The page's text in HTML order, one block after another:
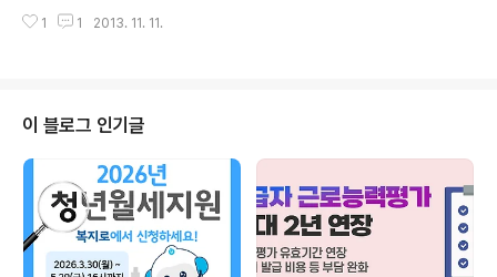
누르시면 이벤트 페이지로 이동합니다~ :)
도움을 드리기 위해 이용자 만족도 조사 이벤트를 열게 되
동! 2. 설문 참여 후 설문 완료 버튼을 클릭하면 응모 완료!
3.이벤트 종료 후 추첨을 통해 당첨자 선정(총 50명) *조
사에 참여하신 분들 가운데 추첨을 통해 다양한 경품을 드
려요!* ▼▼▼자세히 보기▼▼▼ 아래의 이미지를 꾸욱
누르시면 이벤트 페이지로 이동합니다~ :)
1 1 2013. 11. 11.
이 블로그 인기글